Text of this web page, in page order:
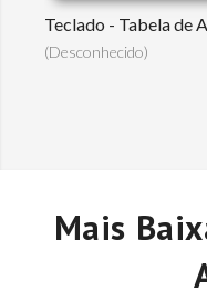
Teclado - Tabela de
(Desconhecido)
Mais